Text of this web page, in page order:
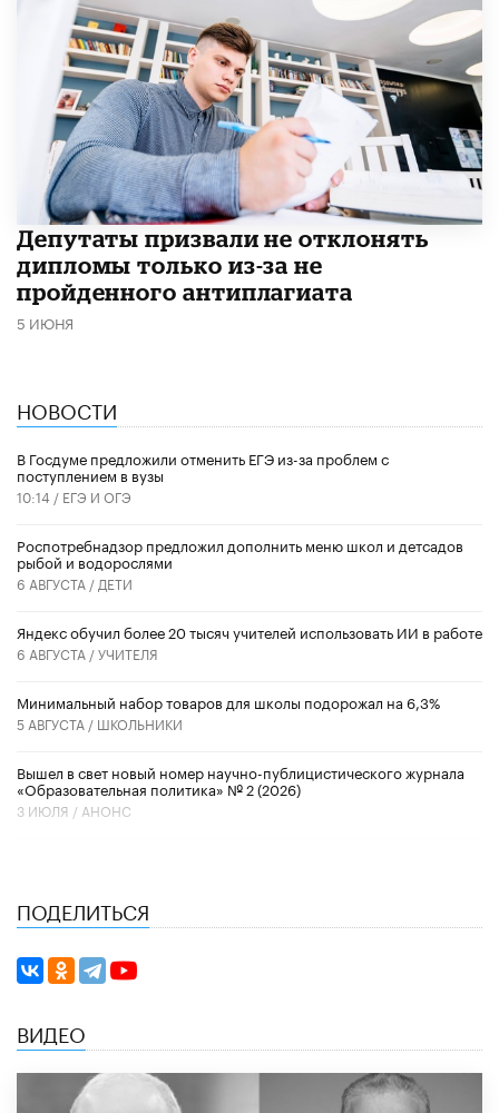
Депутаты призвали не отклонять
дипломы только из-за не
пройденного антиплагиата
5 ИЮНЯ
НОВОСТИ
В Госдуме предложили отменить ЕГЭ из-за проблем с
поступлением в вузы
10:14 / ЕГЭ И ОГЭ
Роспотребнадзор предложил дополнить меню школ и детсадов
рыбой и водорослями
6 АВГУСТА / ДЕТИ
​Яндекс обучил более 20 тысяч учителей использовать ИИ в работе
6 АВГУСТА /УЧИТЕЛЯ
Минимальный набор товаров для школы подорожал на 6,3%
5 АВГУСТА / ШКОЛЬНИКИ
Вышел в свет новый номер научно-публицистического журнала
«Образовательная политика» № 2 (2026)
3 ИЮЛЯ / АНОНС
ПОДЕЛИТЬСЯ
ВИДЕО